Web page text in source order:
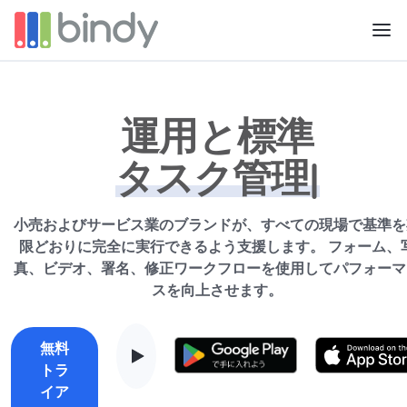
運用と標準
ブランド|
小売およびサービス業のブランドが、すべての現場で基準
限どおりに完全に実行できるよう支援します。 フォーム、
真、ビデオ、署名、修正ワークフローを使用してパフォー
スを向上させます。
無料
トラ
イア